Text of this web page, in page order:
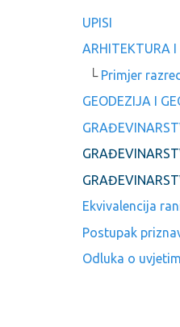
UPISI
ARHITEKTURA
└ Primjer
GEODEZIJA I
Ekvivalencija
Postupak
Odluka o